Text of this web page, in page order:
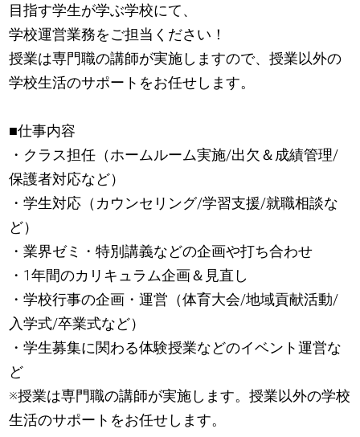
目指す学生が学ぶ学校にて、
学校運営業務をご担当ください！
授業は専門職の講師が実施しますので、授業以外の
学校生活のサポートをお任せします。
■仕事内容
・クラス担任（ホームルーム実施/出欠＆成績管理/
保護者対応など）
・学生対応（カウンセリング/学習支援/就職相談な
ど）
・業界ゼミ・特別講義などの企画や打ち合わせ
・1年間のカリキュラム企画＆見直し
・学校行事の企画・運営（体育大会/地域貢献活動/
入学式/卒業式など）
・学生募集に関わる体験授業などのイベント運営な
ど
※授業は専門職の講師が実施します。授業以外の学校
生活のサポートをお任せします。